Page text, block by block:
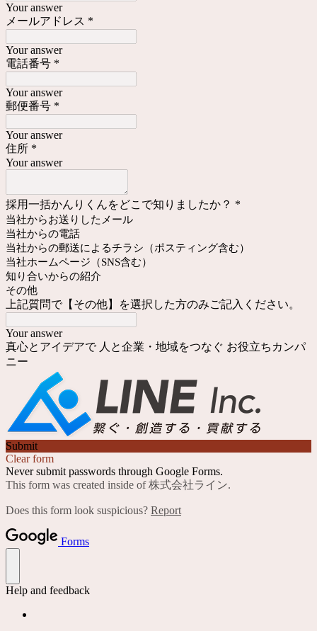
Your answer
メールアドレス *
Your answer
電話番号 *
Your answer
郵便番号 *
Your answer
住所 *
Your answer
採用一括かんりくんをどこで知りましたか？ *
当社からお送りしたメール
当社からの電話
当社からの郵送によるチラシ（ポスティング含む）
当社ホームページ（SNS含む）
知り合いからの紹介
その他
上記質問で【その他】を選択した方のみご記入ください。
Your answer
真心とアイデアで 人と企業・地域をつなぐ お役立ちカンパ
ニー
Submit
Clear form
Never submit passwords through Google Forms.
This form was created inside of 株式会社ライン.
Does this form look suspicious? Report
Forms
Help and feedback